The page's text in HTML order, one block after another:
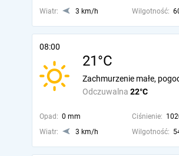
Wiatr: 3 km/h Wilgotność:
08:00
21°C
Odczuwalna 22°C
Zachmurzenie małe,
Opad: 0 mm Ciśnienie:
Wiatr:
3 km/h Wilgotność: